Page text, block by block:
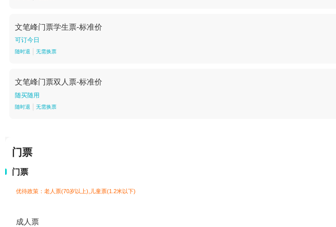
文笔峰门票学生票-标准价
可订今日
随时退 无需换票
文笔峰门票双人票-标准价
随买随用
随时退 无需换票
门票
门票
优待政策：老人票(70岁以上),儿童票(1.2米以下)
成人票